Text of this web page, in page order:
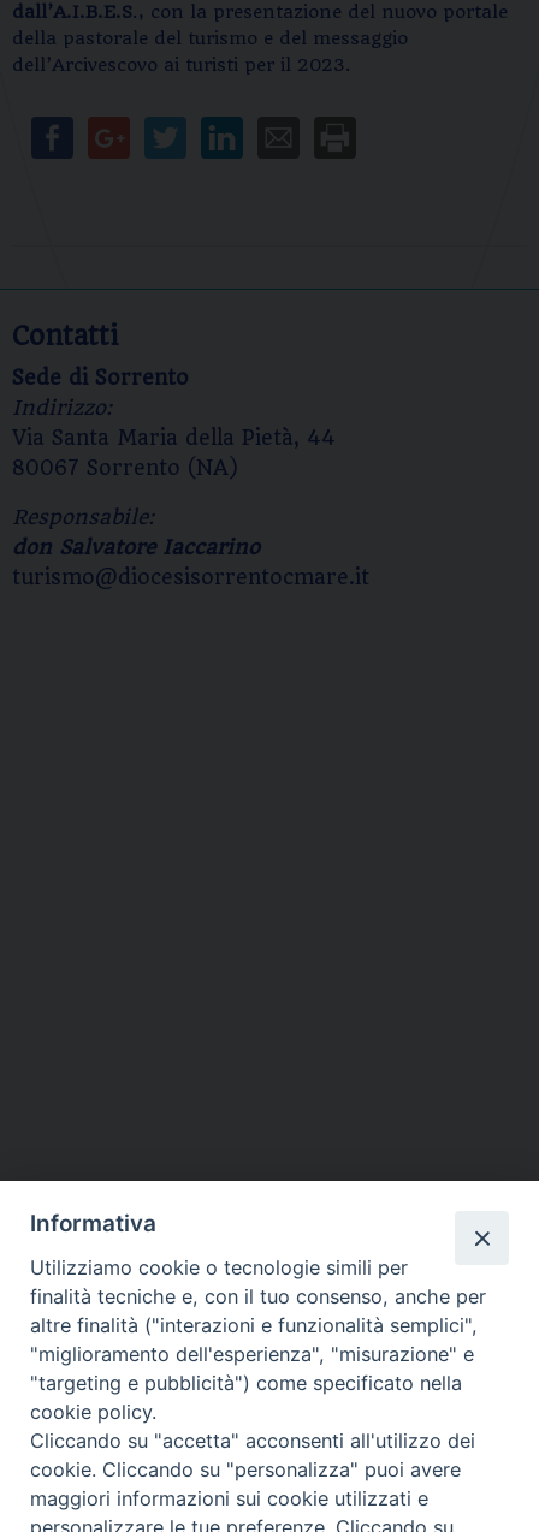
dall’A.I.B.E.S., con la presentazione del nuovo portale
della pastorale del turismo e del messaggio
dell’Arcivescovo ai turisti per il 2023.
Contatti
Sede di Sorrento
Indirizzo:
Via Santa Maria della Pietà, 44
80067 Sorrento (NA)
Responsabile:
don Salvatore Iaccarino
turismo@diocesisorrentocmare.it
Questo contenuto non è disponibile per via delle
tuepreferenzesui cookie
Informativa
Utilizziamo cookie o tecnologie simili per
finalità tecniche e, con il tuo consenso, anche per
altre finalità ("interazioni e funzionalità semplici",
"miglioramento dell'esperienza", "misurazione" e
"targeting e pubblicità") come specificato nella
cookie policy.
Cliccando su "accetta" acconsenti all'utilizzo dei
cookie. Cliccando su "personalizza" puoi avere
maggiori informazioni sui cookie utilizzati e